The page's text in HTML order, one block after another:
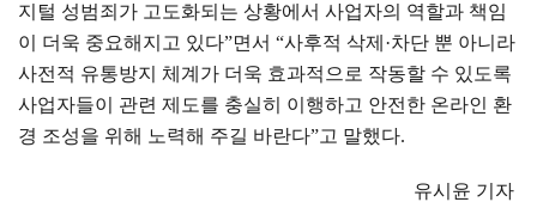
지털 성범죄가 고도화되는 상황에서 사업자의 역할과 책임
이 더욱 중요해지고 있다”면서 “사후적 삭제 ·차단 뿐 아니라
사전적 유통방지 체계가 더욱 효과적으로 작동할 수 있도록
사업자들이 관련 제도를 충실히 이행하고 안전한 온라인 환
경 조성을 위해 노력해 주길 바란다”고 말했다.
유시윤 기자